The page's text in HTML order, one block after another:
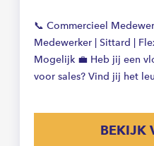
📞 Commercieel
Medewerker | Sittard |
Mogelijk 💼 Heb jij een
voor sales? Vind jij het
BEKIJK